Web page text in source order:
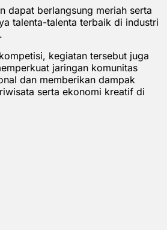
dapat berlangsung meriah serta
talenta-talenta terbaik di industri
kegiatan tersebut juga
jaringan komunitas
dan memberikan dampak
serta ekonomi kreatif di